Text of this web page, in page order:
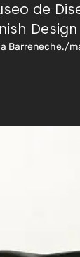
de
Barreneche./